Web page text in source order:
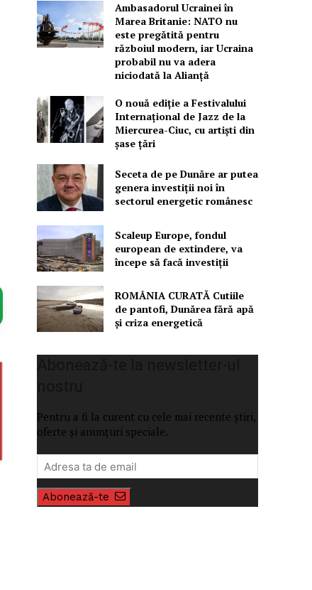
Ambasadorul Ucrainei în
Marea Britanie: NATO nu
este pregătită pentru
războiul modern, iar Ucraina
probabil nu va adera
niciodată la Alianță
O nouă ediţie a Festivalului
Internaţional de Jazz de la
Miercurea-Ciuc, cu artişti din
şase ţări
Seceta de pe Dunăre ar putea
genera investiții noi în
sectorul energetic românesc
Scaleup Europe, fondul
european de extindere, va
începe să facă investiții
ROMÂNIA CURATĂ Cutiile
de pantofi, Dunărea fără apă
și criza energetică
Pentru a fi la curent cu cele mai recente știri,
oferte și anunțuri speciale.
Abonează-te